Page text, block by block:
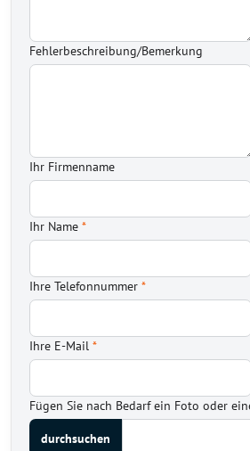
Fehlerbeschreibung/Bemerkung
Ihr Firmenname
Ihr Name *
Ihre Telefonnummer *
Ihre E-Mail *
Fügen Sie nach Bedarf ein Foto oder